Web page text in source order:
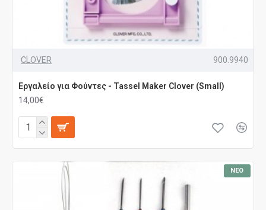
CLOVER 900.9940
Εργαλείο για Φούντες - Tassel Maker Clover (Small)
14,00€
ΝΈΟ